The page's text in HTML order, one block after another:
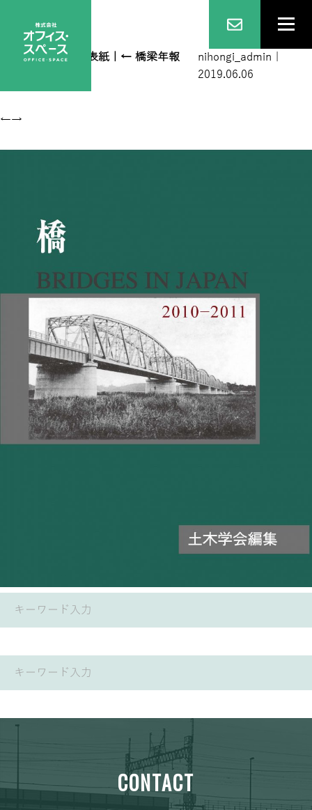
橋梁年報2010-11表紙 ← 橋梁年報
nihongi_admin
2019.06.06
←→
CONTACT